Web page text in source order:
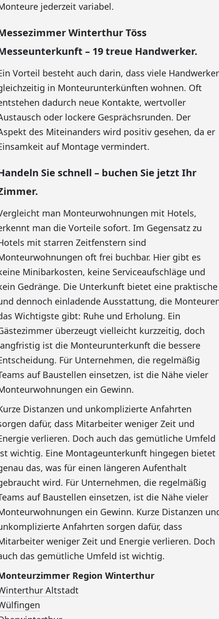
jederzeit variabel.
Winterthur Töss
– 19 treue Handwerker.
Vorteil besteht auch darin, dass viele Handwerker
in Monteurunterkünften wohnen. Oft
dadurch neue Kontakte, wertvoller
oder lockere Gesprächsrunden. Der
des Miteinanders wird positiv gesehen, da er
auf Montage vermindert.
Sie schnell – buchen Sie jetzt Ihr
man Monteurwohnungen mit Hotels,
man die Vorteile sofort. Im Gegensatz zu
mit starren Zeitfenstern sind
oft frei buchbar. Hier gibt es
Minibarkosten, keine Serviceaufschläge und
Gedränge. Die Unterkunft bietet eine praktische
dennoch einladende Ausstattung, die
Wichtigste gibt: Ruhe und Erholung. Ein
überzeugt vielleicht kurzzeitig, doch
ist die Monteurunterkunft die bessere
Für Unternehmen, die regelmäßig
auf Baustellen einsetzen, ist die Nähe vieler
ein Gewinn.
Distanzen und unkomplizierte Anfahrten
dafür, dass Mitarbeiter weniger Zeit und
verlieren. Doch auch das gemütliche Umfeld
wichtig. Eine Montageunterkunft hingegen bietet
das, was für einen längeren Aufenthalt
wird. Für Unternehmen, die regelmäßig
auf Baustellen einsetzen, ist die Nähe vieler
ein Gewinn. Kurze Distanzen
Anfahrten sorgen dafür, dass
weniger Zeit und Energie verlieren. Doch
das gemütliche Umfeld ist wichtig.
Region Winterthur
Altstadt